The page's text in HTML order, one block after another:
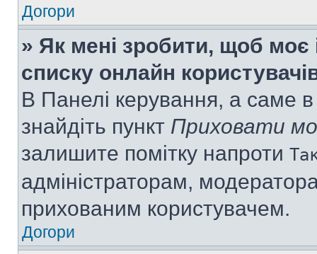
Догори
» Як мені зробити, щоб моє
списку онлайн
В Панелі керування, а саме
знайдіть пункт Приховати
залишите помітку напроти
адміністраторам,
прихованим користувачем.
Догори